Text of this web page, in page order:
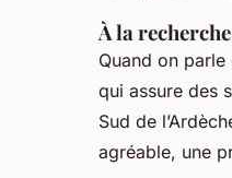
À la
Quand on
qui assure des
Sud de
agréable, une